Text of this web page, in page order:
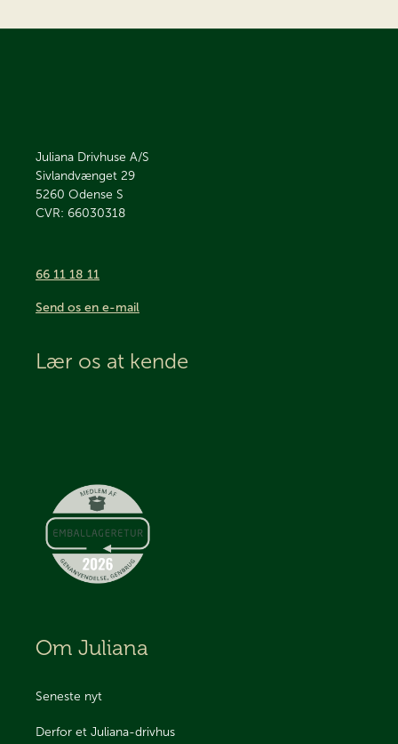
Juliana Drivhuse A/S
Sivlandvænget 29
5260 Odense S
CVR: 66030318
66 11 18 11
Send os en e-mail
Lær os at kende
Om Juliana
Seneste nyt
Derfor et Juliana-drivhus